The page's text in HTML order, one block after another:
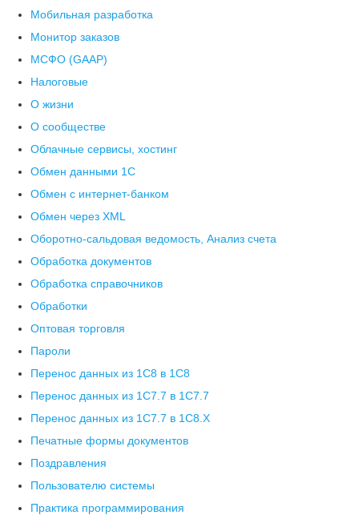
Мобильная разработка
Монитор заказов
МСФО (GAAP)
Налоговые
О жизни
О сообществе
Облачные сервисы, хостинг
Обмен данными 1С
Обмен с интернет-банком
Обмен через XML
Оборотно-сальдовая ведомость, Анализ счета
Обработка документов
Обработка справочников
Обработки
Оптовая торговля
Пароли
Перенос данных из 1C8 в 1C8
Перенос данных из 1С7.7 в 1C7.7
Перенос данных из 1С7.7 в 1C8.X
Печатные формы документов
Поздравления
Пользователю системы
Практика программирования